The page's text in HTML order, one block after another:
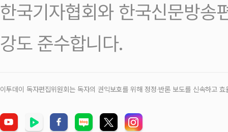
한국기자협회와 한국신문방송
강도 준수합니다.
이투데이 독자편집위원회는 독자의 권익보호를 위해 정정‧반론 보도를 신속하고